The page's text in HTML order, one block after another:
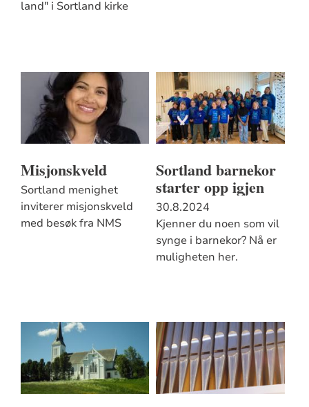
land" i Sortland kirke
Misjonskveld
Sortland menighet
inviterer misjonskveld
med besøk fra NMS
Sortland barnekor
starter opp igjen
30.8.2024
Kjenner du noen som vil
synge i barnekor? Nå er
muligheten her.